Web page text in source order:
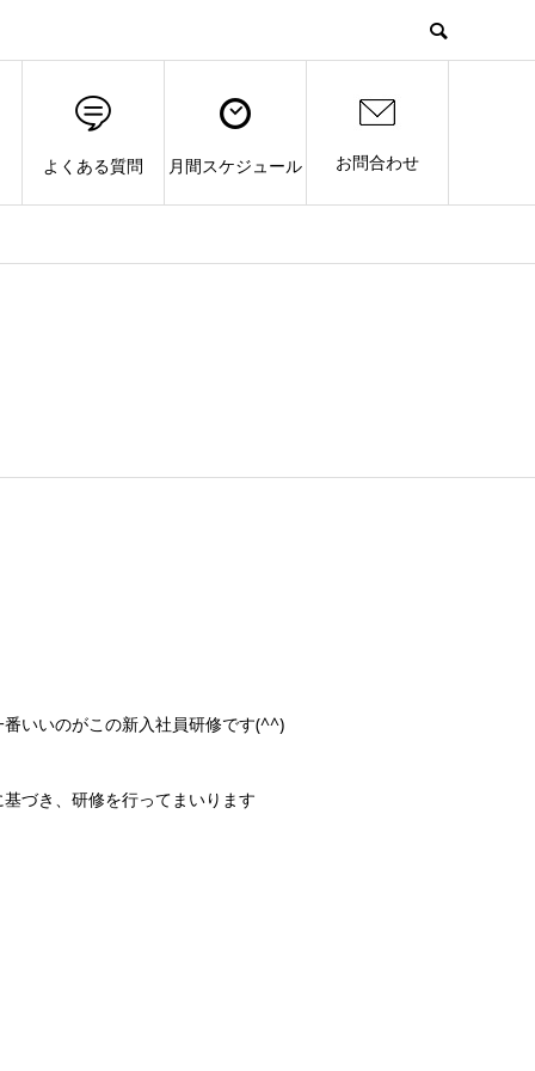
よくある質問 月間スケジュール お問合わせ
いいのがこの新入社員研修です(^^)
づき、研修を行ってまいります